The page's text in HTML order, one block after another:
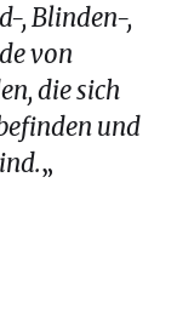
, Blinden-,
von
die sich
und
„